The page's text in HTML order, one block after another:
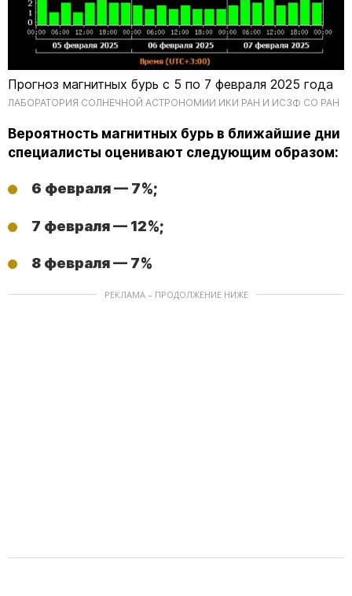
Прогноз магнитных бурь c 5 по 7 февраля 2025 года
ЛАБОРАТОРИЯ СОЛНЕЧНОЙ АСТРОНОМИИ ИКИ РАН И ИСЗФ СО РАН
Вероятность магнитных бурь в ближайшие дни
специалисты оценивают следующим образом:
6 февраля — 7%;
7 февраля — 12%;
8 февраля — 7%
РЕКЛАМА – ПРОДОЛЖЕНИЕ НИЖЕ